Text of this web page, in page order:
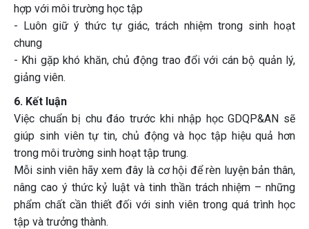
hợp với môi trường học tập
- Luôn giữ ý thức tự giác, trách nhiệm trong sinh hoạt
chung
- Khi gặp khó khăn, chủ động trao đổi với cán bộ quản lý,
giảng viên.
6. Kết luận
Việc chuẩn bị chu đáo trước khi nhập học GDQP&AN sẽ
giúp sinh viên tự tin, chủ động và học tập hiệu quả hơn
trong môi trường sinh hoạt tập trung.
Mỗi sinh viên hãy xem đây là cơ hội để rèn luyện bản thân,
nâng cao ý thức kỷ luật và tinh thần trách nhiệm – những
phẩm chất cần thiết đối với sinh viên trong quá trình học
tập và trưởng thành.